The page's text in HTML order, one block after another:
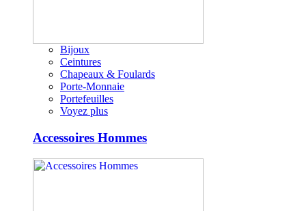
Bijoux
Ceintures
Chapeaux & Foulards
Porte-Monnaie
Portefeuilles
Voyez plus
Accessoires Hommes